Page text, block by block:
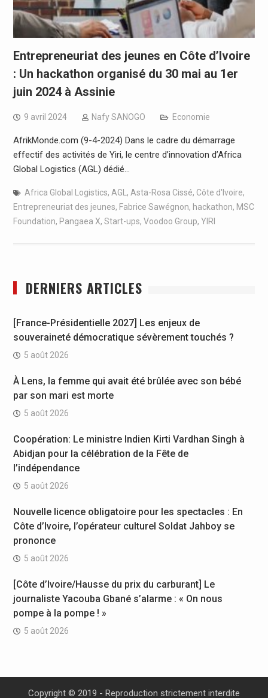
Entrepreneuriat des jeunes en Côte d’Ivoire
: Un hackathon organisé du 30 mai au 1er
juin 2024 à Assinie
9 avril 2024 Nafy SANOGO Economie
AfrikMonde.com (9-4-2024) Dans le cadre du démarrage
effectif des activités de Yiri, le centre d’innovation d’Africa
Global Logistics (AGL) dédié…
Africa Global Logistics, AGL, Asta-Rosa Cissé, Côte d'Ivoire,
Entrepreneuriat des jeunes, Fabrice Sawégnon, hackathon, MSC
Foundation, Pangaea X, Start-ups, Voodoo Group, YIRI
DERNIERS ARTICLES
[France-Présidentielle 2027] Les enjeux de
souveraineté démocratique sévèrement touchés ?
5 août 2026
À Lens, la femme qui avait été brûlée avec son bébé
par son mari est morte
5 août 2026
Coopération: Le ministre Indien Kirti Vardhan Singh à
Abidjan pour la célébration de la Fête de
l’indépendance
5 août 2026
Nouvelle licence obligatoire pour les spectacles : En
Côte d’Ivoire, l’opérateur culturel Soldat Jahboy se
prononce
5 août 2026
[Côte d’Ivoire/Hausse du prix du carburant] Le
journaliste Yacouba Gbané s’alarme : « On nous
pompe à la pompe ! »
5 août 2026
Copyright © 2019 - Reproduction strictement interdite